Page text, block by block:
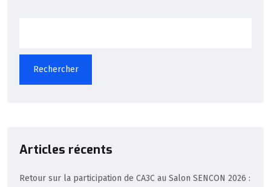
Rechercher
Articles récents
Retour sur la participation de CA3C au Salon SENCON 2026 :